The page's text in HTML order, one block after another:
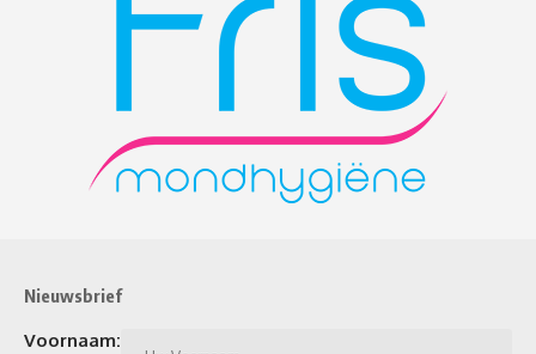
Nieuwsbrief
Voornaam: